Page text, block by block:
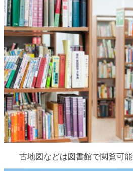
古地図などは図書館で閲覧可能